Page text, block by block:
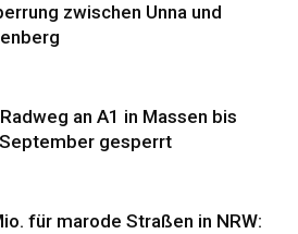
zwischen Unna und
an A1 in Massen bis
gesperrt
für marode Straßen in NRW: